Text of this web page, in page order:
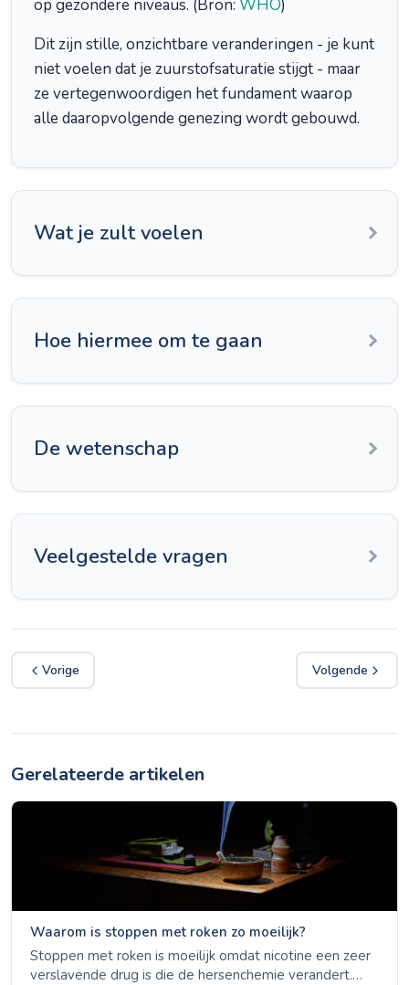
op gezondere niveaus. (Bron: WHO)
Dit zijn stille, onzichtbare veranderingen - je kunt
niet voelen dat je zuurstofsaturatie stijgt - maar
ze vertegenwoordigen het fundament waarop
alle daaropvolgende genezing wordt gebouwd.
Wat je zult voelen
Hoe hiermee om te gaan
De wetenschap
Veelgestelde vragen
Vorige Volgende
Gerelateerde artikelen
Waarom is stoppen met roken zo moeilijk?
Stoppen met roken is moeilijk omdat nicotine een zeer
verslavende drug is die de hersenchemie verandert.